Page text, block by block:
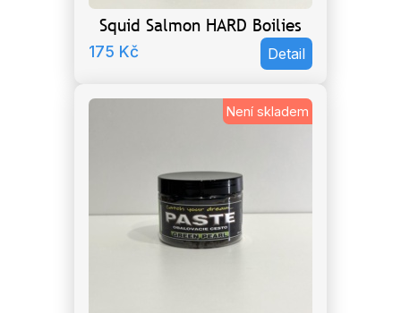
Squid Salmon HARD Boilies
175 Kč Detail
Není skladem